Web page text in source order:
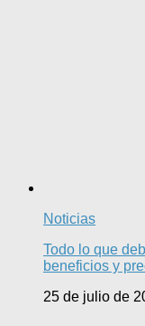
Noticias
Todo lo que
beneficios y
25 de julio de